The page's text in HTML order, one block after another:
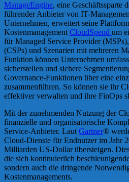
ManageEngine, eine Geschäftssparte
führender Anbieter von IT-
Unternehmen, erweitert seine
KostenmanagementCloudSpend um
für Managed Service Provider
(CSPs) und Szenarien mit mehreren
Funktion können Unternehmen
sicherstellen und sichere
Governance-Funktionen über eine
zusammenführen. So können sie ihr
effektiver verwalten und ihre FinOps
Mit der zunehmenden Nutzung der
finanzielle und organisatorische
Service-Anbieter. LautGartner®
Cloud-Dienste für Endnutzer im Jahr
Milliarden US-Dollar übersteigen.
die sich kontinuierlich
sondern auch die dringende
Kostenmanagements.